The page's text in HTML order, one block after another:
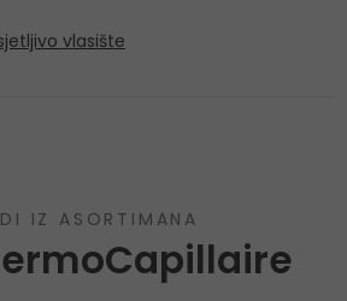
vlasište
IZ ASORTIMANA